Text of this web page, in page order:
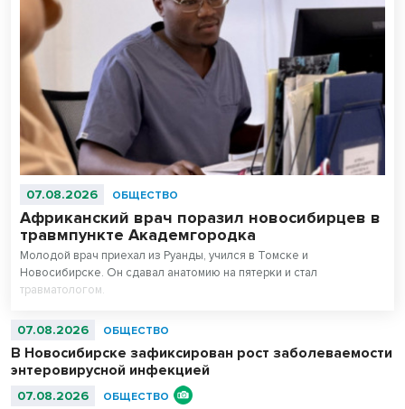
07.08.2026 ОБЩЕСТВО
Африканский врач поразил новосибирцев в
травмпункте Академгородка
Молодой врач приехал из Руанды, учился в Томске и
Новосибирске. Он сдавал анатомию на пятерки и стал
травматологом.
07.08.2026 ОБЩЕСТВО
В Новосибирске зафиксирован рост заболеваемости
энтеровирусной инфекцией
07.08.2026 ОБЩЕСТВО